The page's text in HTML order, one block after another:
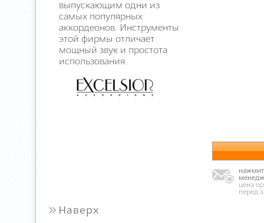
выпускающим одни из
самых популярных
аккордеонов. Инструменты
этой фирмы отличает
мощный звук и простота
использования.
цена
перед
» Наверх